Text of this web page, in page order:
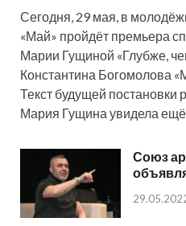
Сегодня, 29 мая, в
«Май» пройдёт премьера
Марии Гущиной «Глубже,
Константина Богомолова
Текст будущей постановки
Мария Гущина увидела
Союз